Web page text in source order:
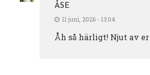
ÅSE
11 juni, 2026 - 13:04
Åh så härligt! Njut av er